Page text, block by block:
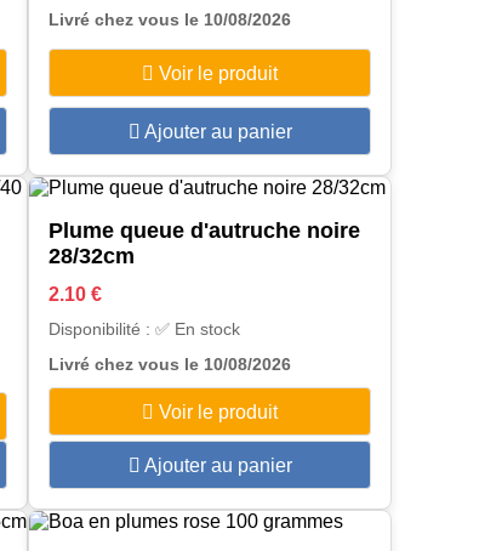
Livré chez vous le 10/08/2026
Voir le produit
Ajouter au panier
Plume queue d'autruche noire
28/32cm
2.10 €
Disponibilité : ✅ En stock
Livré chez vous le 10/08/2026
Voir le produit
Ajouter au panier